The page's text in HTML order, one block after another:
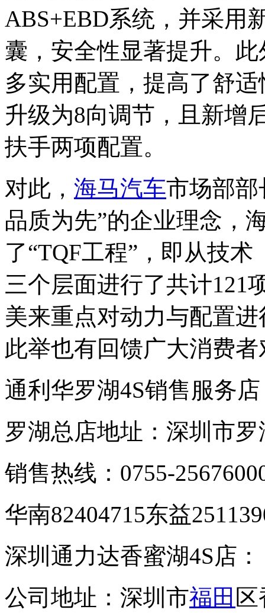
ABS+EBD系统，并采用
囊，安全性显著提升。
多实用配置，提高了舒
升级为8向调节，且新增
扶手两项配置。
对此， 海马汽车市场部部
品质为先”的企业理念，
了“TQF工程”，即从技
三个层面进行了共计121
美来重点对动力与配置
此举也有回馈广大消费
通利华罗湖4S销售服务店
罗湖总店地址：深圳市
销售热线：0755-
华南82404715东益
深圳通力达香蜜湖4S店：
公司地址：深圳市福田